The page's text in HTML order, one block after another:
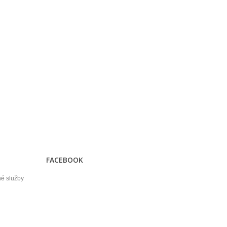
služby
FACEBOOK